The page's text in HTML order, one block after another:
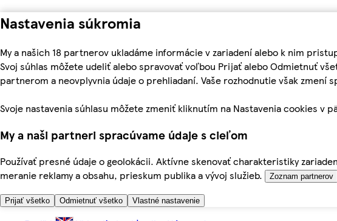
Nastavenia súkromia
My a našich 18 partnerov ukladáme informácie v zariadení alebo k nim
Svoj súhlas môžete udeliť alebo spravovať voľbou Prijať alebo Odmietnuť
partnerom a neovplyvnia údaje o prehliadaní. Vaše rozhodnutie však zmení
Svoje nastavenia súhlasu môžete zmeniť kliknutím na Nastavenia cookies v
My a naši partneri spracúvame údaje s cieľom
Používať presné údaje o geolokácii. Aktívne skenovať charakteristiky
meranie reklamy a obsahu, prieskum publika a vývoj služieb.
Zoznam partnerov
Prijať všetko Odmietnuť všetko Vlastné nastavenie